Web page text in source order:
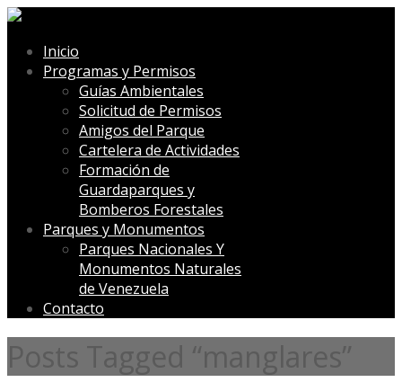
Inicio
Programas y Permisos
Guías Ambientales
Solicitud de Permisos
Amigos del Parque
Cartelera de Actividades
Formación de
Guardaparques y
Bomberos Forestales
Parques y Monumentos
Parques Nacionales Y
Monumentos Naturales
de Venezuela
Contacto
Posts Tagged “manglares”